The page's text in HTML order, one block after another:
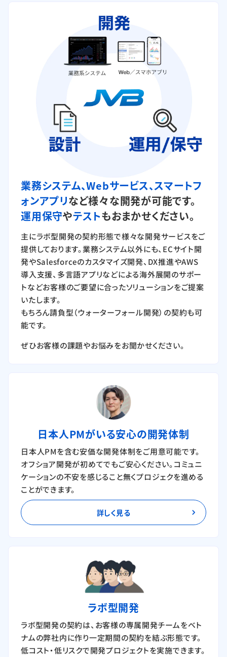
業務システム、Webサービス、スマートフ
ォンアプリなど様々な開発が可能です。
運用保守やテストもおまかせください。
主にラボ型開発の契約形態で様々な開発サービスをご
提供しております。業務システム以外にも、ECサイト開
発やSalesforceのカスタマイズ開発、DX推進やAWS
導入支援、多言語アプリなどによる海外展開のサポー
トなどお客様のご要望に合ったソリューションをご提案
いたします。
もちろん請負型（ウォーターフォール開発）の契約も可
能です。
ぜひお客様の課題やお悩みをお聞かせください。
日本人PMがいる安心の開発体制
日本人PMを含む安価な開発体制をご用意可能です。
オフショア開発が初めてでもご安心ください。コミュニ
ケーションの不安を感じること無くプロジェクを進める
ことができます。
詳しく見る
ラボ型開発
ラボ型開発の契約は、お客様の専属開発チームをベト
ナムの弊社内に作り一定期間の契約を結ぶ形態です。
低コスト・低リスクで開発プロジェクトを実施できます。